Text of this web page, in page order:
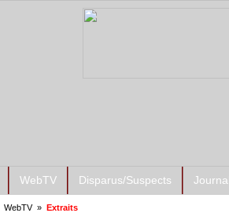
WebTV Disparus/Suspects
WebTV» Extraits